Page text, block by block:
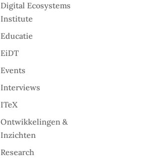
Digital Ecosystems
Institute
Educatie
EiDT
Events
Interviews
ITeX
Ontwikkelingen &
Inzichten
Research